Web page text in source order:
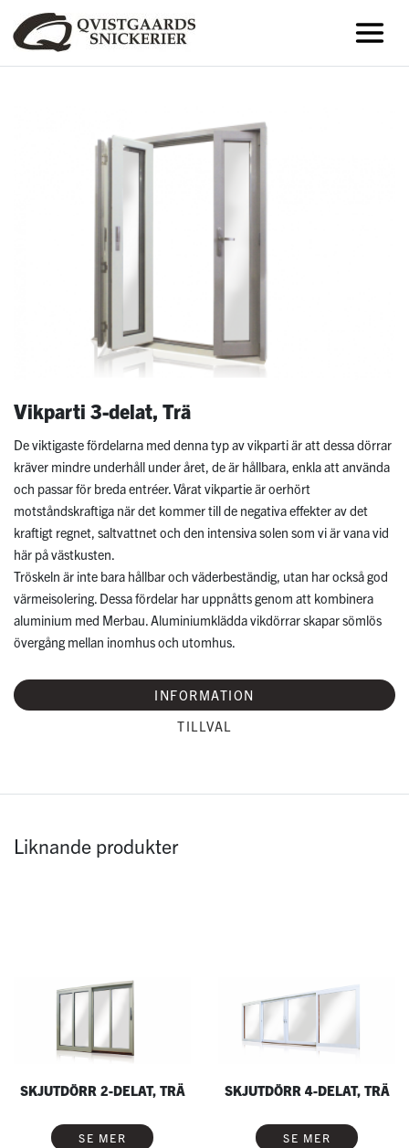
Vikparti 3-delat, Trä
De viktigaste fördelarna med denna typ av vikparti är att dessa dörrar
kräver mindre underhåll under året, de är hållbara, enkla att använda
och passar för breda entréer. Vårat vikpartie är oerhört
motståndskraftiga när det kommer till de negativa effekter av det
kraftigt regnet, saltvattnet och den intensiva solen som vi är vana vid
här på västkusten.
Tröskeln är inte bara hållbar och väderbeständig, utan har också god
värmeisolering. Dessa fördelar har uppnåtts genom att kombinera
aluminium med Merbau. Aluminiumklädda vikdörrar skapar sömlös
övergång mellan inomhus och utomhus.
INFORMATION
TILLVAL
Liknande produkter
SKJUTDÖRR 2-DELAT, TRÄ
SE MER
SKJUTDÖRR 4-DELAT, TRÄ
SE MER